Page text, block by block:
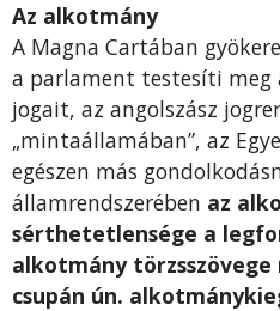
Az alkotmány
A Magna Cartában
a parlament testesíti meg
jogait, az angolszász
„mintaállamában”, az
egészen más
államrendszerében az
sérthetetlensége a
alkotmány
csupán ún.